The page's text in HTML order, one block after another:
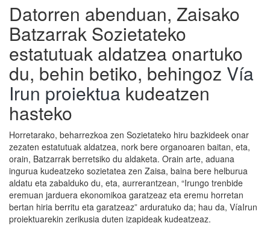
Datorren abenduan, Zaisako
Batzarrak Sozietateko
estatutuak aldatzea onartuko
du, behin betiko, behingoz Vía
Irun proiektua kudeatzen
hasteko
Horretarako, beharrezkoa zen Sozietateko hiru bazkideek onar
zezaten estatutuak aldatzea, nork bere organoaren baitan, eta,
orain, Batzarrak berretsiko du aldaketa. Orain arte, aduana
ingurua kudeatzeko sozietatea zen Zaisa, baina bere helburua
aldatu eta zabalduko du, eta, aurrerantzean, “Irungo trenbide
eremuan jarduera ekonomikoa garatzeaz eta eremu horretan
bertan hiria berritu eta garatzeaz” arduratuko da; hau da, VíaIrun
proiektuarekin zerikusia duten izapideak kudeatzeaz.